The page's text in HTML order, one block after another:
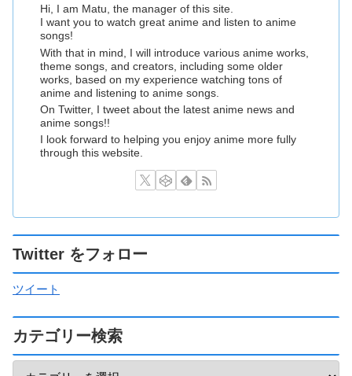
Hi, I am Matu, the manager of this site.
I want you to watch great anime and listen to anime
songs!
With that in mind, I will introduce various anime works,
theme songs, and creators, including some older
works, based on my experience watching tons of
anime and listening to anime songs.
On Twitter, I tweet about the latest anime news and
anime songs!!
I look forward to helping you enjoy anime more fully
through this website.
Twitter をフォロー
ツイート
カテゴリー検索